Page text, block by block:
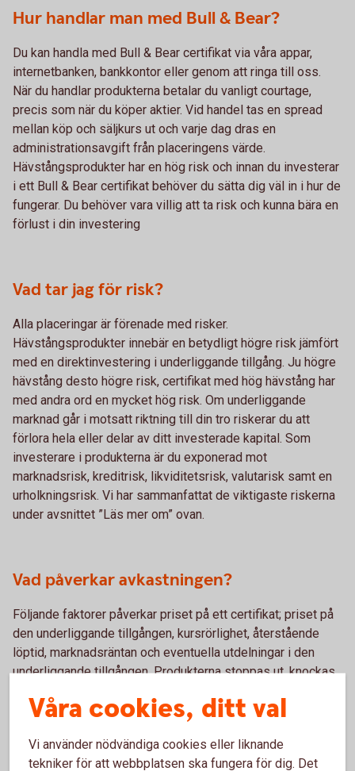
Hur handlar man med Bull & Bear?
Du kan handla med Bull & Bear certifikat via våra appar,
internetbanken, bankkontor eller genom att ringa till oss.
När du handlar produkterna betalar du vanligt courtage,
precis som när du köper aktier. Vid handel tas en spread
mellan köp och säljkurs ut och varje dag dras en
administrationsavgift från placeringens värde.
Hävstångsprodukter har en hög risk och innan du investerar
i ett Bull & Bear certifikat behöver du sätta dig väl in i hur de
fungerar. Du behöver vara villig att ta risk och kunna bära en
förlust i din investering
Vad tar jag för risk?
Alla placeringar är förenade med risker.
Hävstångsprodukter innebär en betydligt högre risk jämfört
med en direktinvestering i underliggande tillgång. Ju högre
hävstång desto högre risk, certifikat med hög hävstång har
med andra ord en mycket hög risk. Om underliggande
marknad går i motsatt riktning till din tro riskerar du att
förlora hela eller delar av ditt investerade kapital. Som
investerare i produkterna är du exponerad mot
marknadsrisk, kreditrisk, likviditetsrisk, valutarisk samt en
urholkningsrisk. Vi har sammanfattat de viktigaste riskerna
under avsnittet ”Läs mer om” ovan.
Vad påverkar avkastningen?
Följande faktorer påverkar priset på ett certifikat; priset på
den underliggande tillgången, kursrörlighet, återstående
löptid, marknadsräntan och eventuella utdelningar i den
underliggande tillgången. Produkterna stoppas ut, knockas,
längre går att handla. Om underliggande marknad går i
delar av ditt investerade kapital. Efter att produkten
stoppas noterar Swedbank ett nytt certifikat så snart som
Våra cookies, ditt val
Vi använder nödvändiga cookies eller liknande
tekniker för att webbplatsen ska fungera för dig. Det